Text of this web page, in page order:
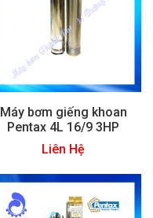
Máy bơm giếng khoan
Pentax 4L 16/9 3HP
Liên Hệ